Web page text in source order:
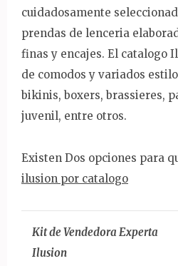
cuidadosamente
prendas de lenceria
finas y encajes. El catalogo
de comodos y variados
bikinis, boxers, brassieres,
juvenil, entre otros.
Existen Dos opciones para
ilusion por catalogo
Kit de Vendedora Experta
Ilusion